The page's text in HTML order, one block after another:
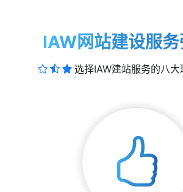
IAW网站建设服
选择IAW建站服务的八大